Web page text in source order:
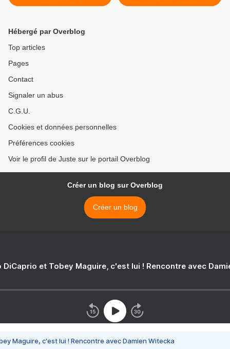
Hébergé par Overblog
Top articles
Pages
Contact
Signaler un abus
C.G.U.
Cookies et données personnelles
Préférences cookies
Voir le profil de Juste sur le portail Overblog
Créer un blog sur Overblog
Créer un blog
DiCaprio et Tobey Maguire, c'est lui ! Rencontre avec
Maguire, c'est lui ! Rencontre avec Damien Witecka